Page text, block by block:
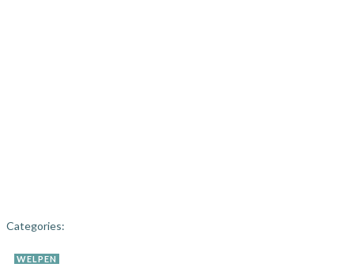
Categories:
WELPEN